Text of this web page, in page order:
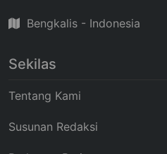
Bengkalis - Indonesia
Sekilas
Tentang Kami
Susunan Redaksi